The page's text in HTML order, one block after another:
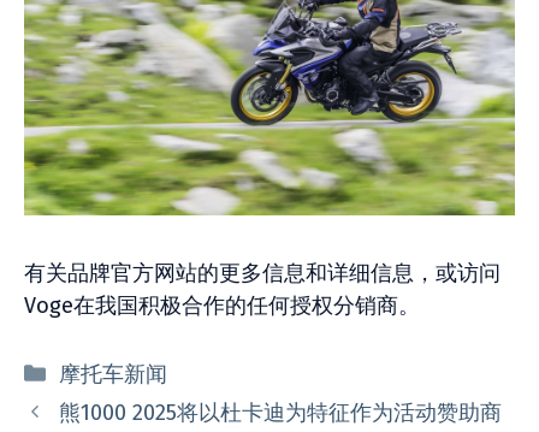
有关品牌官方网站的更多信息和详细信息，或访问
Voge在我国积极合作的任何授权分销商。
分
类
摩托车新闻
熊1000 2025将以杜卡迪为特征作为活动赞助商